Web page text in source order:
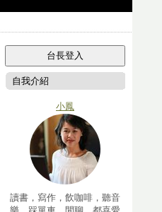
自我介紹
小鳳
讀書，寫作，飲咖啡，聽音